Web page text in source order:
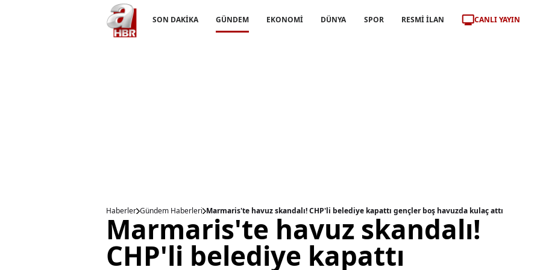
SON DAKİKA GÜNDEM EKONOMİ DÜNYA SPOR RESMİ İLAN CANLI YAYIN
Haberler Gündem Haberleri Marmaris'te havuz skandalı! CHP'li belediye kapattı gençler boş havuzda kulaç attı
Marmaris'te havuz skandalı!
CHP'li belediye kapattı